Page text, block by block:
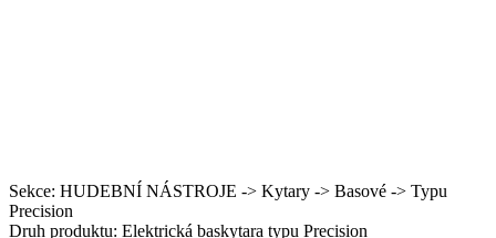
Sekce: HUDEBNÍ NÁSTROJE -> Kytary -> Basové -> Typu
Precision
Druh produktu: Elektrická baskytara typu Precision